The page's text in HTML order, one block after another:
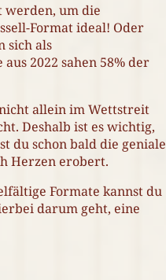
werden, um die
Format ideal! Oder
sich als
2022 sahen 58% der
allein im Wettstreit
Deshalb ist es wichtig,
du schon bald die geniale
Herzen erobert.
Formate kannst du
darum geht, eine